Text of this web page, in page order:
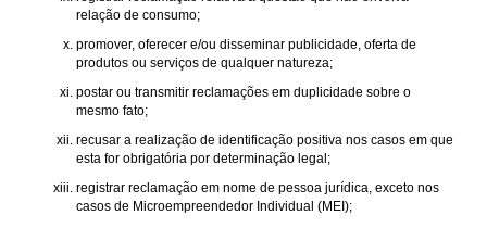
relação de consumo;
promover, oferecer e/ou disseminar publicidade, oferta de
produtos ou serviços de qualquer natureza;
postar ou transmitir reclamações em duplicidade sobre o
mesmo fato;
recusar a realização de identificação positiva nos casos em que
esta for obrigatória por determinação legal;
registrar reclamação em nome de pessoa jurídica, exceto nos
casos de Microempreendedor Individual (MEI);